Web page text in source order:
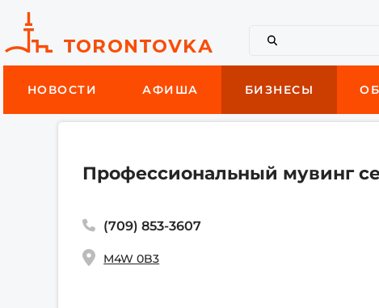
НОВОСТИ АФИША БИЗНЕСЫ
Профессиональный мувинг
(709) 853-3607
M4W 0B3